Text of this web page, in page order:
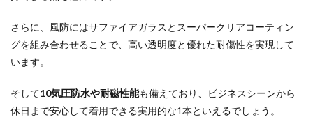
さらに、風防にはサファイアガラスとスーパークリアコーティン
グを組み合わせることで、高い透明度と優れた耐傷性を実現して
います。
そして10気圧防水や耐磁性能も備えており、ビジネスシーンから
休日まで安心して着用できる実用的な1本といえるでしょう。